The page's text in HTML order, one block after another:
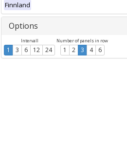
Finnland
Options
Intervall
1 3 6 12 24
Number of panels in row
1 2 3 4 6